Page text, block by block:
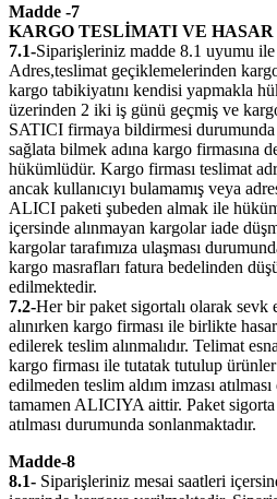
Madde -7
KARGO TESLİMATI VE
7.1-Siparişleriniz madde 8.1 uyumu ile
Adres,teslimat geçiklemelerinden
kargo tabikiyatını kendisi yapmakla
üzerinden 2 iki iş günü geçmiş ve
SATICI firmaya bildirmesi durumunda
sağlata bilmek adına kargo firmasına
hükümlüdür. Kargo firması teslimat
ancak kullanıcıyı bulamamış veya
ALICI paketi şubeden almak ile
içersinde alınmayan kargolar iade
kargolar tarafımıza ulaşması
kargo masrafları fatura bedelinden
edilmektedir.
7.2-Her bir paket sigortalı olarak
alınırken kargo firması ile birlikte
edilerek teslim alınmalıdır. Telimat
kargo firması ile tutatak tutulup
edilmeden teslim aldım imzası
tamamen ALICIYA aittir. Paket sigorta
atılması durumunda sonlanmaktadır.
Madde-8
8.1- Siparişleriniz mesai saatleri